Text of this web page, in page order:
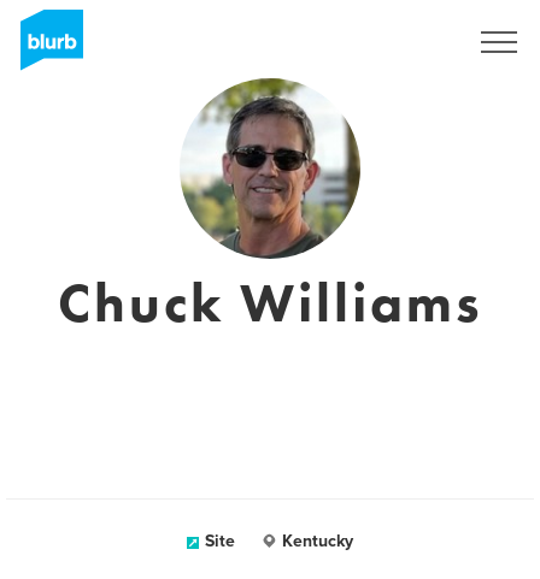
Chuck Williams
Site Kentucky